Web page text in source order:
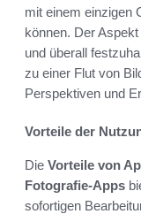
mit einem einzigen
können. Der
und überall
zu einer Flut von
Perspektiven und
Vorteile der
Die Vorteile von
Fotografie-Apps
sofortigen